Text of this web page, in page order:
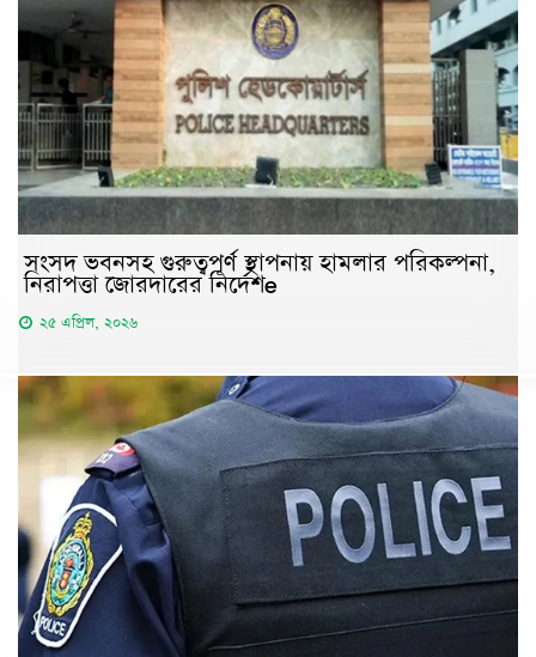
সংসদ ভবনসহ গুরুত্বপূর্ণ স্থাপনায় হামলার পরিকল্পনা,
নিরাপত্তা জোরদারের নির্দেশe
২৫ এপ্রিল, ২০২৬